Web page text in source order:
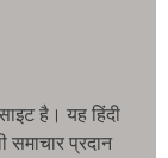
है। यह हिंदी
समाचार प्रदान